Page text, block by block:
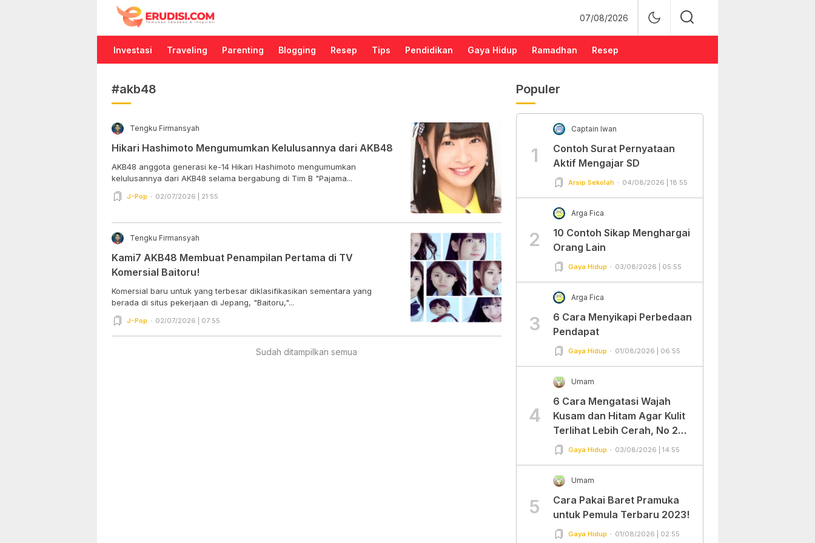
Erudisi
Temukan Jawaban dan Inspirasi
07/08/2026
Investasi Traveling Parenting Blogging Resep Tips Pendidikan Gaya Hidup Ramadhan Resep
#akb48
Tengku Firmansyah
Hikari Hashimoto Mengumumkan Kelulusannya dari AKB48
AKB48 anggota generasi ke-14 Hikari Hashimoto mengumumkan
kelulusannya dari AKB48 selama bergabung di Tim B "Pajama...
J-Pop 02/07/2026 | 21:55
Tengku Firmansyah
Kami7 AKB48 Membuat Penampilan Pertama di TV
Komersial Baitoru!
Komersial baru untuk yang terbesar diklasifikasikan sementara yang
berada di situs pekerjaan di Jepang, "Baitoru,"...
J-Pop 02/07/2026 | 07:55
Sudah ditampilkan semua
Populer
1
Captain Iwan
Contoh Surat Pernyataan
Aktif Mengajar SD
Arsip Sekolah 04/08/2026 | 18:55
2
Arga Fica
10 Contoh Sikap Menghargai
Orang Lain
Gaya Hidup 03/08/2026 | 05:55
3
Arga Fica
6 Cara Menyikapi Perbedaan
Pendapat
Gaya Hidup 01/08/2026 | 06:55
4
Umam
6 Cara Mengatasi Wajah
Kusam dan Hitam Agar Kulit
Terlihat Lebih Cerah, No 2
Gampang Banget dan Mudah
Gaya Hidup 03/08/2026 | 14:55
5
Umam
Cara Pakai Baret Pramuka
untuk Pemula Terbaru 2023!
Gaya Hidup 01/08/2026 | 02:55